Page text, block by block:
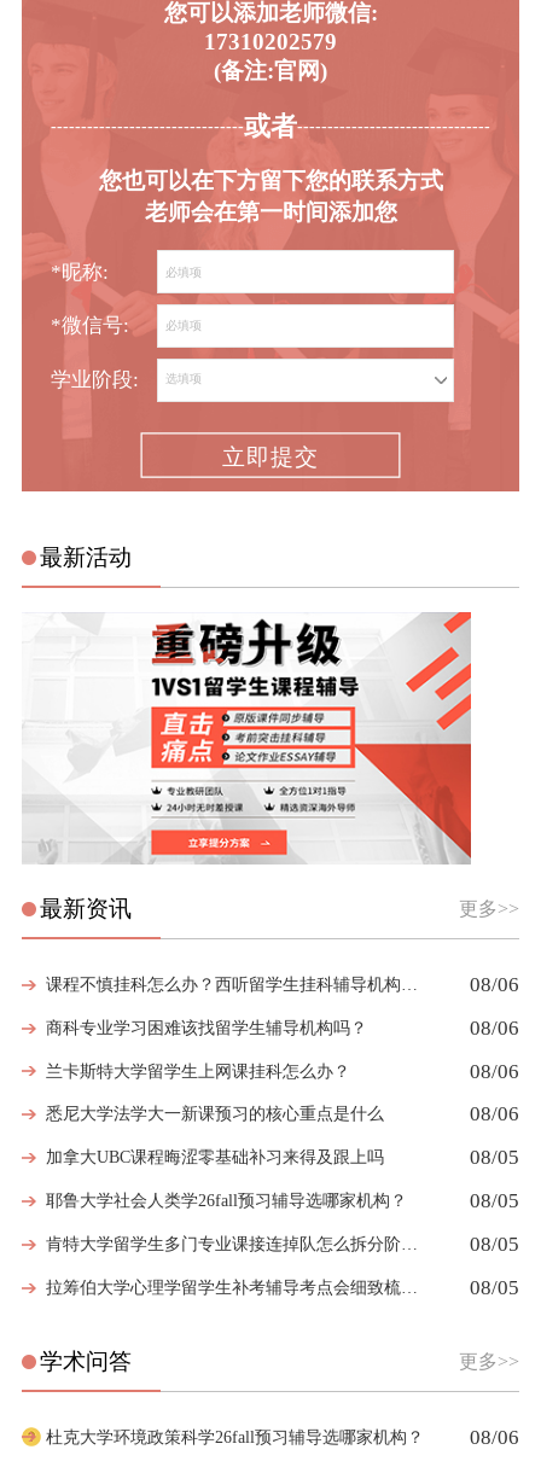
您可以添加老师微信:
17310202579
(备注:官网)
或者
您也可以在下方留下您的联系方式
老师会在第一时间添加您
*昵称:
*微信号:
学业阶段:
立即提交
最新活动
最新资讯 更多>>
08/06
商科专业学习困难该找留学生辅导机构吗？ 08/06
兰卡斯特大学留学生上网课挂科怎么办？ 08/06
悉尼大学法学大一新课预习的核心重点是什么 08/06
加拿大UBC课程晦涩零基础补习来得及跟上吗 08/05
耶鲁大学社会人类学26fall预习辅导选哪家机构？ 08/05
肯特大学留学生多门专业课接连掉队怎么拆分阶段性补习计划 08/05
拉筹伯大学心理学留学生补考辅导考点会细致梳理吗 08/05
学术问答 更多>>
杜克大学环境政策科学26fall预习辅导选哪家机构？ 08/06